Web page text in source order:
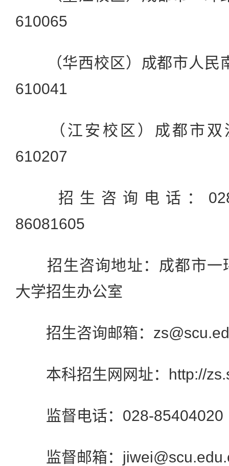
610065
（华西校区）成都市人民
610041
（江安校区）成都市双
610207
招生咨询电话：028-
86081605
招生咨询地址：成都市一
大学招生办公室
招生咨询邮箱：
本科招生网网址：http://
监督电话：028-85404020
监督邮箱：